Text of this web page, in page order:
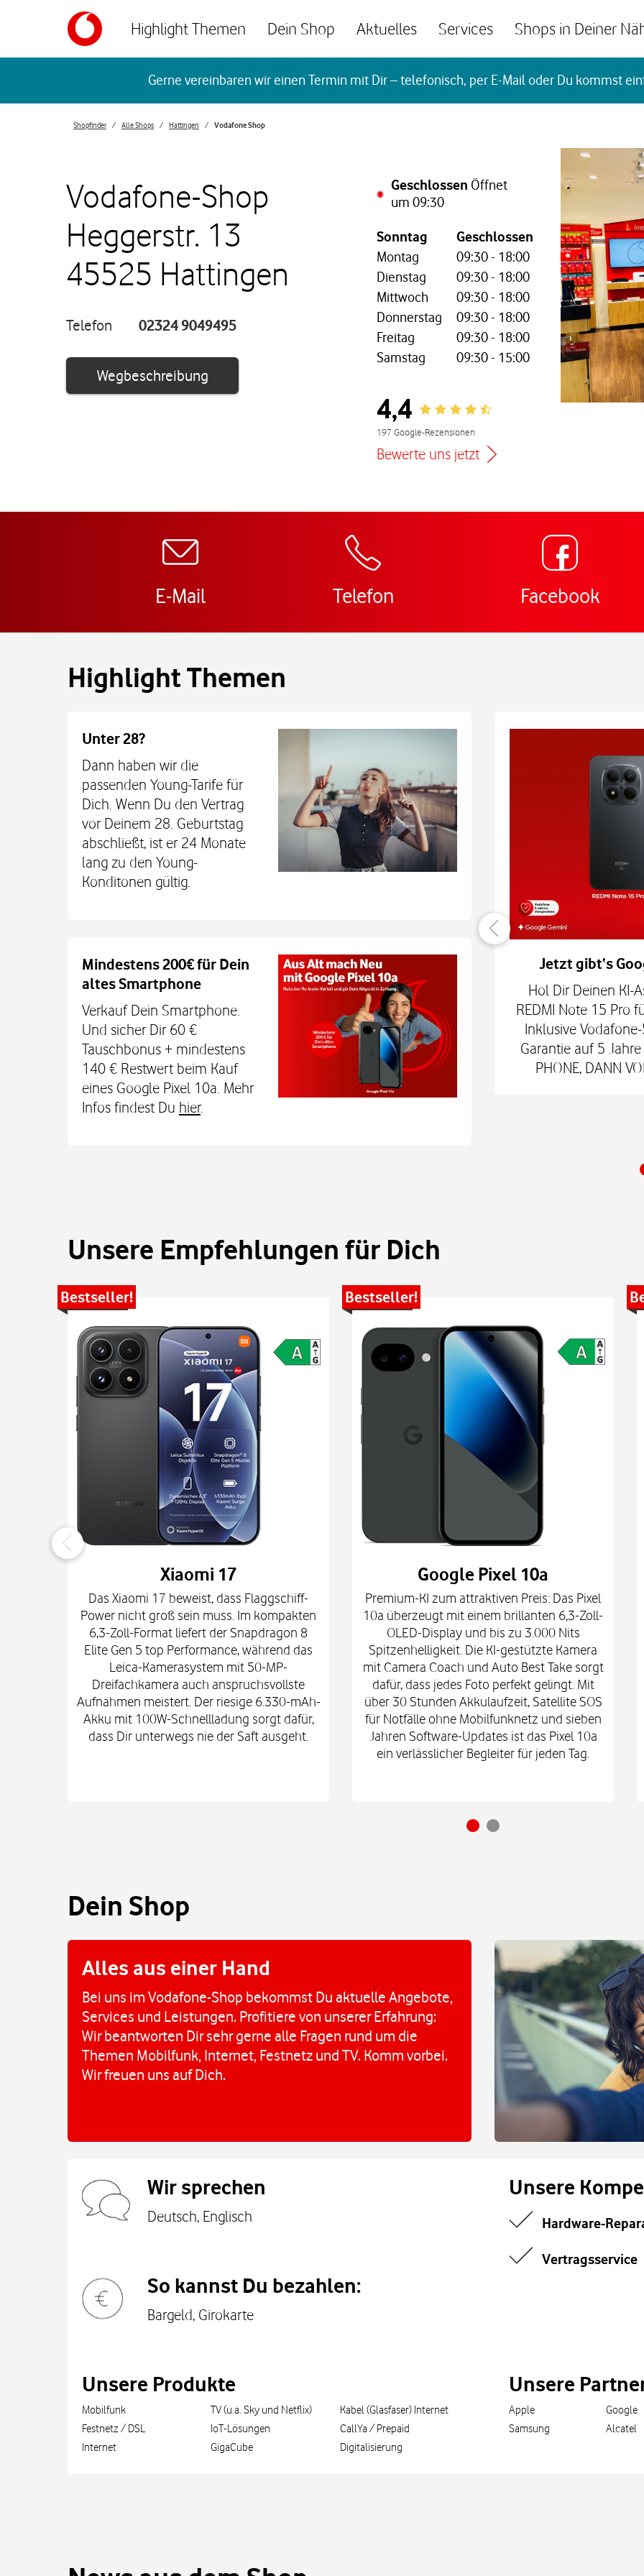
Highlight Themen Dein Shop Aktuelles Services Shops in Deiner
Gerne vereinbaren wir einen Termin mit Dir – telefonisch, per E-Mail oder Du kommst
Shopfinder Alle Shops Hattingen Vodafone Shop
Vodafone-Shop
Heggerstr. 13
45525 Hattingen
Telefon 02324 9049495
WegbeschreibungLink öffnet in einem neuen Tab
Geschlossen Öffnet
um 09:30
Wochentag, Öffnungszeiten
Sonntag
Geschlossen
Montag
09:30- 18:00
Dienstag
09:30- 18:00
Mittwoch
09:30- 18:00
Donnerstag
09:30- 18:00
Freitag
09:30- 18:00
Samstag
09:30- 15:00
4,4 Rating 4.4
197 Google-Rezensionen
Bewerte uns jetzt
E-Mail Telefon Facebook
Highlight Themen
Unter 28?
Dann haben wir die
passenden Young-Tarife für
Dich. Wenn Du den Vertrag
vor Deinem 28. Geburtstag
abschließt, ist er 24 Monate
lang zu den Young-
Konditonen gültig.
Mindestens 200€ für Dein
altes Smartphone
Verkauf Dein Smartphone.
Und sicher Dir 60 €
Tauschbonus + mindestens
140 € Restwert beim Kauf
eines Google Pixel 10a. Mehr
Infos findest Du hier.
Auch auf dem Schulweg immer verbunden
Dein Kind bleibt unterwegs auch ohne Smartphone mit
Sicherheit erreichbar. Mit der Xplora X6Play 2nd Gen. oder der
TCL MT48X Smartwatch für je einmal 1 € zum Smart Tech M.
Den Tarif gibt's jetzt 3 Monate für 0 € und danach für mtl. 9,99
€. Alle Infos bei uns im Shop.
Jetzt gibt‘s
Hol Dir Deinen KI-
REDMI Note 15 Pro
Inklusive
Garantie auf 5
PHONE, DANN
Unsere Empfehlungen für Dich
Bestseller!
Xiaomi 17
Das Xiaomi 17 beweist, dass Flaggschiff-
Power nicht groß sein muss. Im kompakten
6,3-Zoll-Format liefert der Snapdragon 8
Elite Gen 5 top Performance, während das
Leica-Kamerasystem mit 50-MP-
Dreifachkamera auch anspruchsvollste
Aufnahmen meistert. Der riesige 6.330-mAh-
Akku mit 100W-Schnellladung sorgt dafür,
dass Dir unterwegs nie der Saft ausgeht.
Bestseller!
Google Pixel 10a
Premium-KI zum attraktiven Preis: Das Pixel
10a überzeugt mit einem brillanten 6,3-Zoll-
OLED-Display und bis zu 3.000 Nits
Spitzenhelligkeit. Die KI-gestützte Kamera
mit Camera Coach und Auto Best Take sorgt
dafür, dass jedes Foto perfekt gelingt. Mit
über 30 Stunden Akkulaufzeit, Satellite SOS
für Notfälle ohne Mobilfunknetz und sieben
Jahren Software-Updates ist das Pixel 10a
ein verlässlicher Begleiter für jeden Tag.
Dein Shop
Alles aus einer Hand
Bei uns im Vodafone-Shop bekommst Du aktuelle Angebote,
Services und Leistungen. Profitiere von unserer Erfahrung:
Wir beantworten Dir sehr gerne alle Fragen rund um die
Themen Mobilfunk, Internet, Festnetz und TV. Komm vorbei.
Wir freuen uns auf Dich.
Wir sprechen
Deutsch, Englisch
So kannst Du bezahlen:
Bargeld, Girokarte
Unsere
Hardware-
Vertragsservice
Unsere Produkte
Mobilfunk
Festnetz / DSL
Internet
TV (u.a. Sky und Netflix)
IoT-Lösungen
GigaCube
Kabel (Glasfaser) Internet
CallYa / Prepaid
Digitalisierung
Unsere
Apple
Samsung
Google
Alcatel